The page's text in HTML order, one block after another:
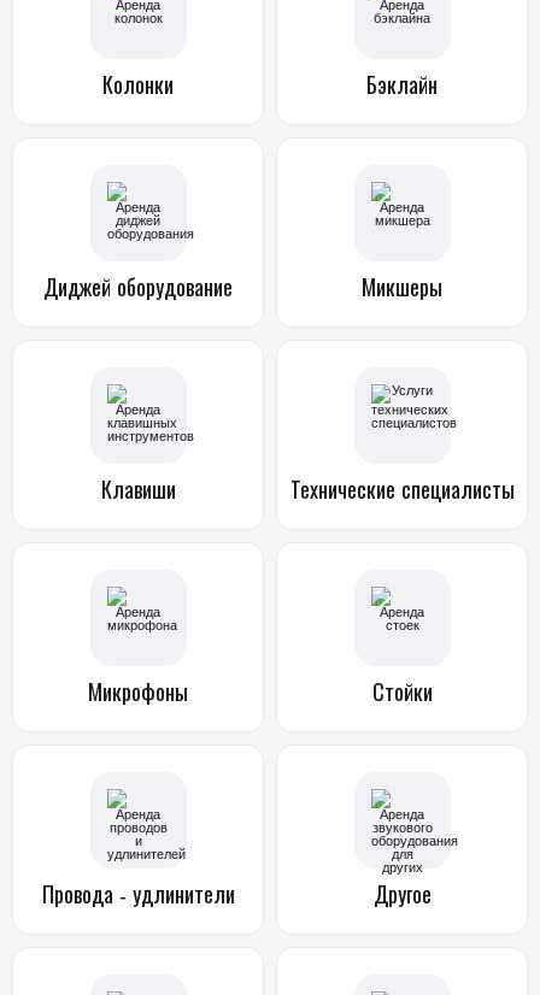
Колонки Бэклайн
Диджей оборудование Микшеры
Клавиши Технические специалисты
Микрофоны Стойки
Провода -удлинители Другое